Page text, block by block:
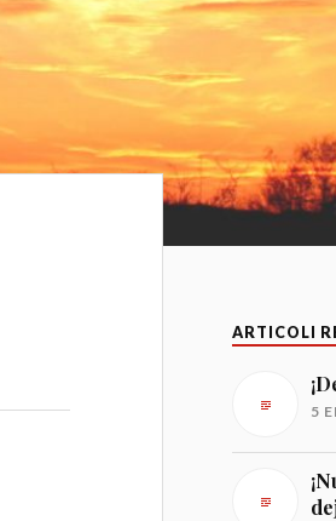
ARTICOLI
5